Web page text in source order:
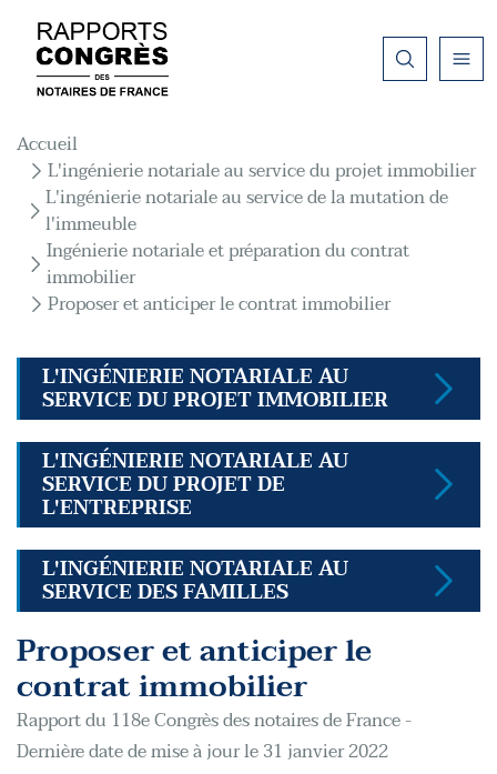
Fil d'Ariane
Accueil
L'ingénierie notariale au service du projet immobilier
L'ingénierie notariale au service de la mutation de
l'immeuble
Ingénierie notariale et préparation du contrat
immobilier
Proposer et anticiper le contrat immobilier
L'INGÉNIERIE NOTARIALE AU
SERVICE DU PROJET IMMOBILIER
L'INGÉNIERIE NOTARIALE AU
SERVICE DU PROJET DE
L'ENTREPRISE
L'INGÉNIERIE NOTARIALE AU
SERVICE DES FAMILLES
Proposer et anticiper le
contrat immobilier
Rapport du 118e Congrès des notaires de France -
Dernière date de mise à jour le 31 janvier 2022